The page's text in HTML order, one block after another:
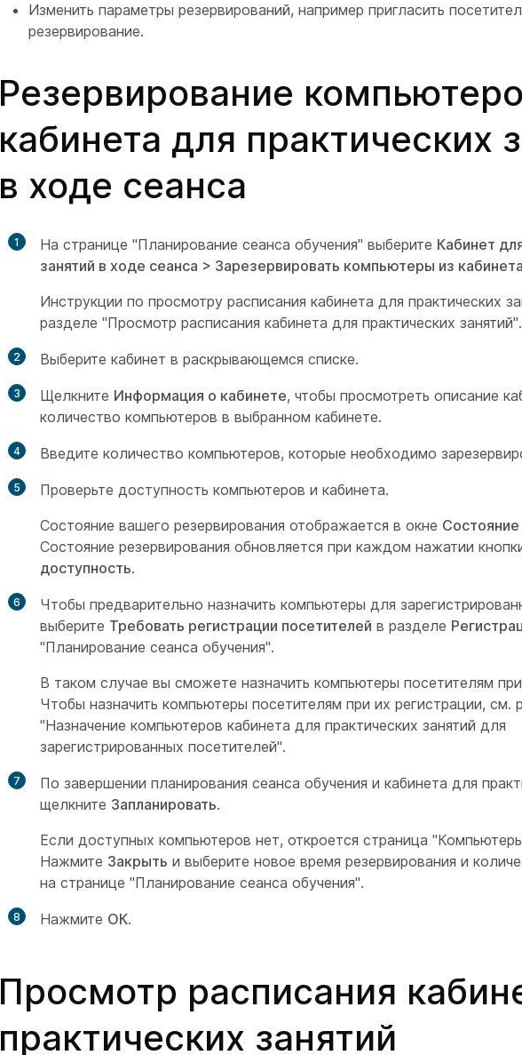
Изменить параметры резервирований, например пригласить
резервирование.
Резервирование
кабинета для практических
в ходе сеанса
1 На странице "Планирование сеанса обучения" выберите Кабинет
занятий в ходе сеанса > Зарезервировать компьютеры из кабинета
Инструкции по просмотру расписания кабинета для практических
разделе "Просмотр расписания кабинета для практических занятий".
2 Выберите кабинет в раскрывающемся списке.
3 Щелкните Информация о кабинете, чтобы просмотреть описание
количество компьютеров в выбранном кабинете.
4 Введите количество компьютеров, которые необходимо
5
Проверьте доступность компьютеров и кабинета.
Состояние вашего резервирования отображается в окне
Состояние резервирования обновляется при каждом нажатии
доступность.
6
Чтобы предварительно назначить компьютеры для
выберите Требовать регистрации посетителей в разделе
"Планирование сеанса обучения".
В таком случае вы сможете назначить компьютеры посетителям
Чтобы назначить компьютеры посетителям при их регистрации, см.
"Назначение компьютеров кабинета для практических занятий для
зарегистрированных посетителей".
7
По завершении планирования сеанса обучения и кабинета для
щелкните Запланировать.
Если доступных компьютеров нет, откроется страница
Нажмите Закрыть и выберите новое время резервирования и
на странице "Планирование сеанса обучения".
8 Нажмите ОК.
Просмотр расписания
практических занятий